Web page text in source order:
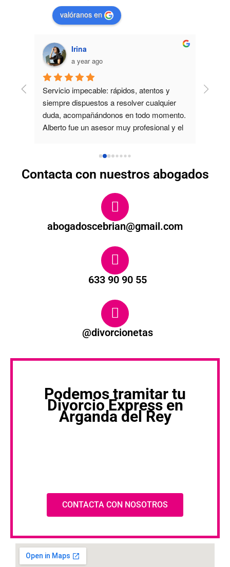
valóranos en
Irina
a year ago
Servicio impecable: rápidos, atentos y
siempre dispuestos a resolver cualquier
duda, acompañándonos en todo momento.
Alberto fue un asesor muy profesional y el
Contacta con nuestros abogados
abogadoscebrian@gmail.com
633 90 90 55
@divorcionetas
Podemos tramitar tu
Divorcio Express en
Arganda del Rey
CONTACTA CON NOSOTROS